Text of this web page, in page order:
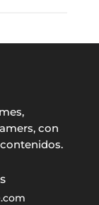
con